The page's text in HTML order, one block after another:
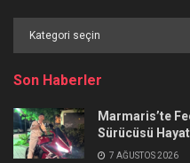
Kategorileri
Son Haberler
Marmaris’te
Sürücüsü
7 AĞUSTOS 2026